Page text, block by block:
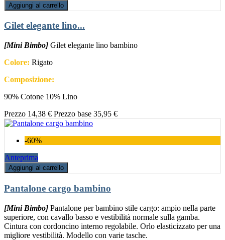
Aggiungi al carrello
Gilet elegante lino...
[Mini Bimbo] Gilet elegante lino bambino
Colore: Rigato
Composizione:
90% Cotone 10% Lino
Prezzo 14,38 € Prezzo base 35,95 €
-60%
Anteprima
Aggiungi al carrello
Pantalone cargo bambino
[Mini Bimbo] Pantalone per bambino stile cargo: ampio nella parte
superiore, con cavallo basso e vestibilità normale sulla gamba.
Cintura con cordoncino interno regolabile. Orlo elasticizzato per una
migliore vestibilità. Modello con varie tasche.